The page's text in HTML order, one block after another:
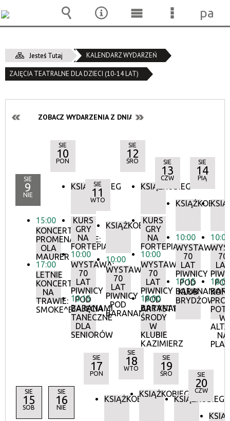
Jesteś Tutaj KALENDARZ WYDARZEŃ
ZAJĘCIA TEATRALNE DLA DZIECI (10-14 LAT)
ZOBACZ WYDARZENIA Z DNIA:
SIE
9
NIE
15:00
KONCERTY
PROMENADOWE:
OLA
MAURER
17:00
LETNIE
KONCERTY
NA
TRAWIE:
SMOKE^BLUES
SIE
10
PON
KSIĄŻKOBIEG
KURS
GRY
NA
FORTEPIANIE
10:00
WYSTAWA:
70
LAT
PIWNICY
POD
BARANAMI
10:15
ZAJĘCIA
TANECZNE
DLA
SENIORÓW
SIE
11
WTO
KSIĄŻKOBIEG
10:00
WYSTAWA:
70
LAT
PIWNICY
POD
BARANAMI
SIE
12
ŚRO
KSIĄŻKOBIEG
KURS
GRY
NA
FORTEPIANIE
10:00
WYSTAWA:
70
LAT
PIWNICY
POD
BARANAMI
18:00
ARTYSTYCZNE
ŚRODY
W
KLUBIE
KAZIMIERZ
SIE
13
CZW
KSIĄŻKOBIEG
10:00
WYSTAWA:
70
LAT
PIWNICY
POD
BARANAMI
17:15
KLUB
BRYDŻOWY
SIE
14
PIĄ
10:00
70
LAT
18:00
W
NA
SIE
15
SOB
SIE
16
NIE
SIE
17
PON
KSIĄŻKOBIEG
SIE
18
WTO
KSIĄŻKOBIEG
SIE
19
ŚRO
KSIĄŻKOBIEG
SIE
20
CZW
Wyszukiwarka
Narzędzia
MenuMenu